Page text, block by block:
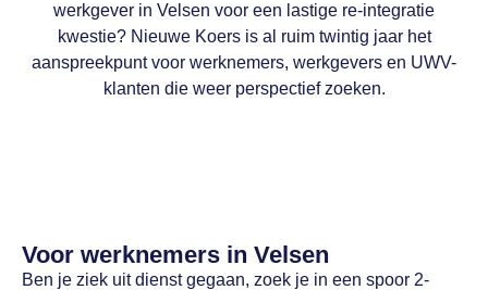
werkgever in Velsen voor een lastige re-integratie
kwestie? Nieuwe Koers is al ruim twintig jaar het
aanspreekpunt voor werknemers, werkgevers en UWV-
klanten die weer perspectief zoeken.
Voor werknemers in Velsen
Ben je ziek uit dienst gegaan, zoek je in een spoor 2-